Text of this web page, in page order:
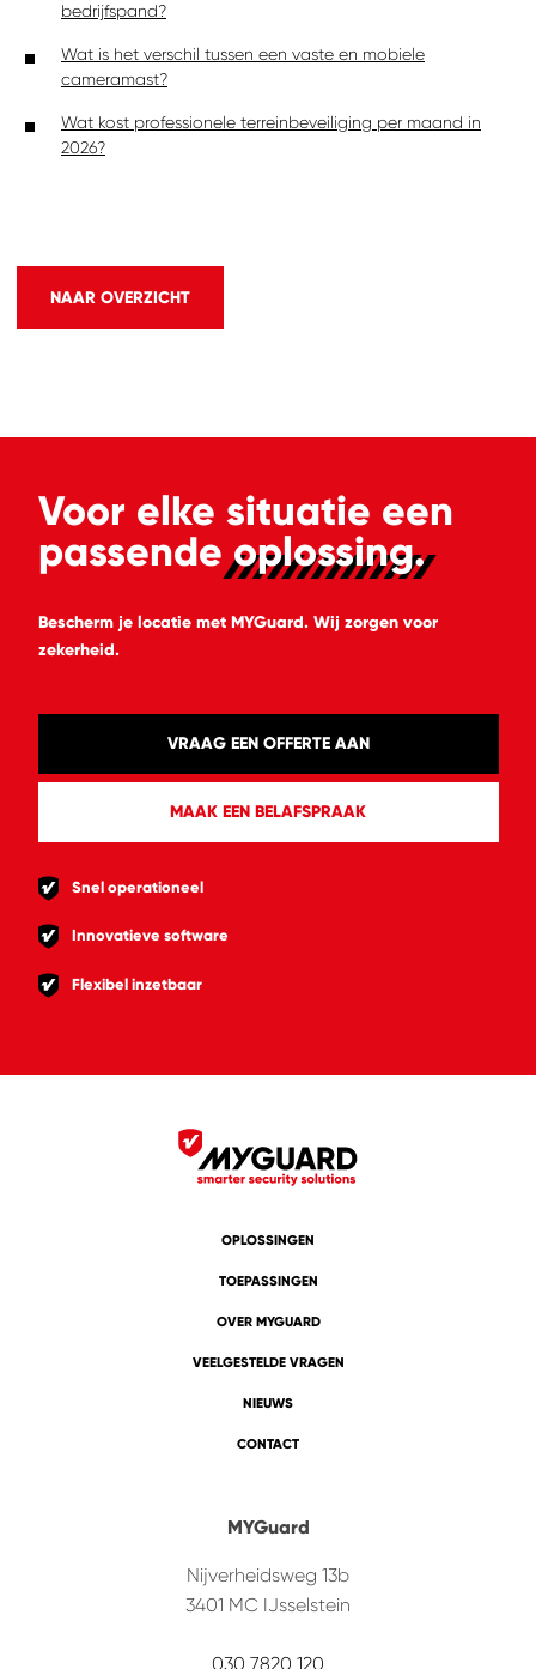
bedrijfspand?
Wat is het verschil tussen een vaste en mobiele
cameramast?
Wat kost professionele terreinbeveiliging per maand in
2026?
NAAR OVERZICHT
Voor elke situatie een
passendeoplossing.
Bescherm je locatie met MYGuard. Wij zorgen voor
zekerheid.
VRAAG EEN OFFERTE AAN
MAAK EEN BELAFSPRAAK
Snel operationeel
Innovatieve software
Flexibel inzetbaar
OPLOSSINGEN
TOEPASSINGEN
OVER MYGUARD
VEELGESTELDE VRAGEN
NIEUWS
CONTACT
MYGuard
Nijverheidsweg 13b
3401 MC IJsselstein
030 7820 120